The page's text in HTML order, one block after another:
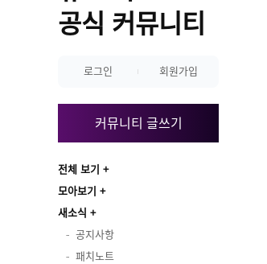
공식 커뮤니티
로그인 회원가입
커뮤니티 글쓰기
전체 보기
모아보기
새소식
공지사항
패치노트